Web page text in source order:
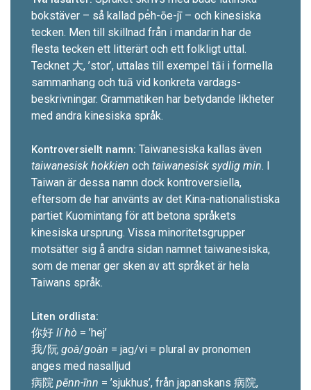
bokstäver – så ­kallad pe̍h-ōe-jī – och kinesiska
tecken. Men till skillnad från i mandarin har de
flesta tecken ett litterärt och ett folkligt uttal.
Tecknet 大, ’stor’, uttalas till exempel tāi i formella
sammanhang och tuā vid konkreta vardags­
beskrivningar. Grammatiken har betydande likheter
med andra kinesiska språk.
Kontroversiellt namn: Taiwanesiska kallas även
taiwanesisk hokkien och taiwanesisk sydlig min. I
Taiwan är dessa namn dock kontrover­siella,
eftersom de har använts av det Kina-nationalistiska
partiet Kuomintang för att betona språkets
kinesiska ursprung. Vissa minoritets­grupper
motsätter sig å andra sidan namnet taiwanesiska,
som de menar ger sken av att språket är hela
Taiwans språk.
Liten ordlista:
你好 lí hò = ’hej’
我/阮 goà/goàn = jag/vi = ­plural av pronomen
anges med nasalljud
病院 pēnn-īnn = ’sjukhus’, från japanskans 病院,